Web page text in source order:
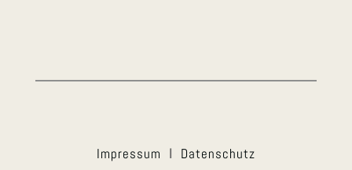
Impressum I Datenschutz